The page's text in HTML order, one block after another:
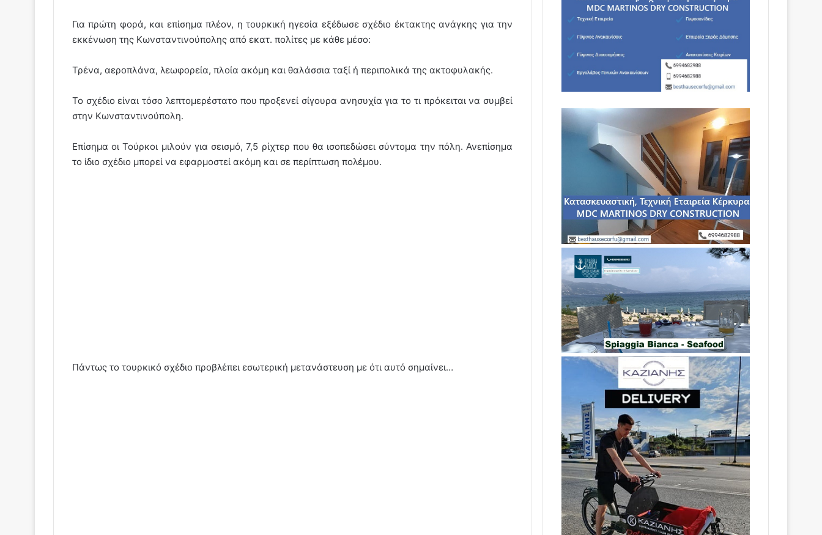
Για πρώτη φορά, και επίσημα πλέον, η τουρκική ηγεσία εξέδωσε σχέδιο έκτακτης ανάγκης για την
εκκένωση της Κωνσταντινούπολης από εκατ. πολίτες με κάθε μέσο:
Τρένα, αεροπλάνα, λεωφορεία, πλοία ακόμη και θαλάσσια ταξί ή περιπολικά της ακτοφυλακής.
Το σχέδιο είναι τόσο λεπτομερέστατο που προξενεί σίγουρα ανησυχία για το τι πρόκειται να συμβεί
στην Κωνσταντινούπολη.
Επίσημα οι Τούρκοι μιλούν για σεισμό, 7,5 ρίχτερ που θα ισοπεδώσει σύντομα την πόλη. Ανεπίσημα
το ίδιο σχέδιο μπορεί να εφαρμοστεί ακόμη και σε περίπτωση πολέμου.
Πάντως το τουρκικό σχέδιο προβλέπει εσωτερική μετανάστευση με ότι αυτό σημαίνει…